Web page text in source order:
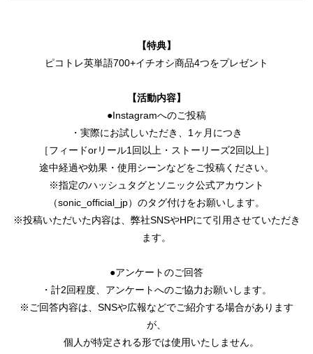
【特典】
ピコトレ英単語700+イチオシ商品4つをプレゼント
【活動内容】
●Instagramへのご投稿
・実際にお試しいただき、1ヶ月につき
［フィードorリール1回以上・ストーリーズ2回以上］
途中経過や効果・使用シーンなどをご投稿ください。
※指定のハッシュタグとソニック公式アカウント
（sonic_official_jp）のタグ付けをお願いします。
※投稿いただいた内容は、弊社SNSやHPにて引用させていただき
ます。
●アンケートのご回答
・計2回程度、アンケートへのご協力お願いします。
※ご回答内容は、SNSや広報などでご紹介する場合があります
が、
個人が特定される形では使用いたしません。